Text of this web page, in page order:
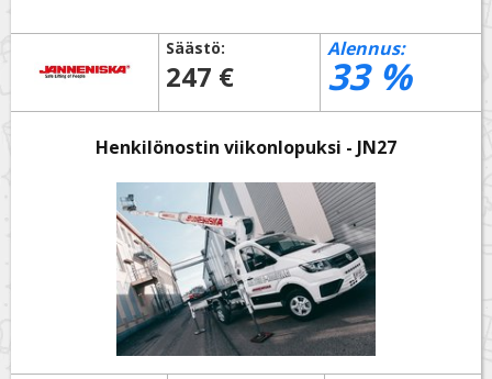
Säästö:
247 €
Alennus:
33%
Henkilönostin viikonlopuksi - JN27